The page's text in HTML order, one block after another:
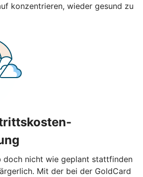
konzentrieren, wieder gesund zu
doch nicht wie geplant stattfinden
Mit der bei der GoldCard